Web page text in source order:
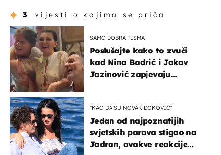
3 vijesti o kojima se priča
SAMO DOBRA PISMA
Poslušajte kako to zvuči
kad Nina Badrić i Jakov
Jozinović zapjevaju
"KAO DA SU NOVAK ĐOKOVIĆ"
Jedan od najpoznatijih
svjetskih parova stigao na
Jadran, ovakve reakcije